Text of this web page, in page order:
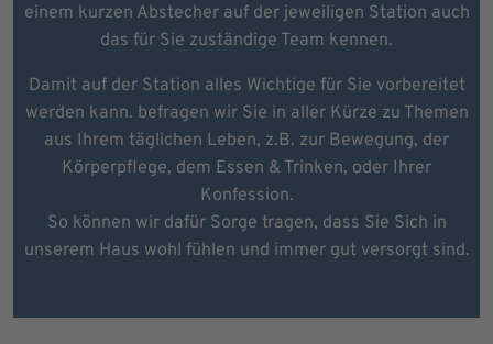
einem kurzen Abstecher auf der jeweiligen Station auch
das für Sie zuständige Team kennen.
Damit auf der Station alles Wichtige für Sie vorbereitet
werden kann. befragen wir Sie in aller Kürze zu Themen
aus Ihrem täglichen Leben, z.B. zur Bewegung, der
Körperpflege, dem Essen & Trinken, oder Ihrer
Konfession.
So können wir dafür Sorge tragen, dass Sie Sich in
unserem Haus wohl fühlen und immer gut versorgt sind.